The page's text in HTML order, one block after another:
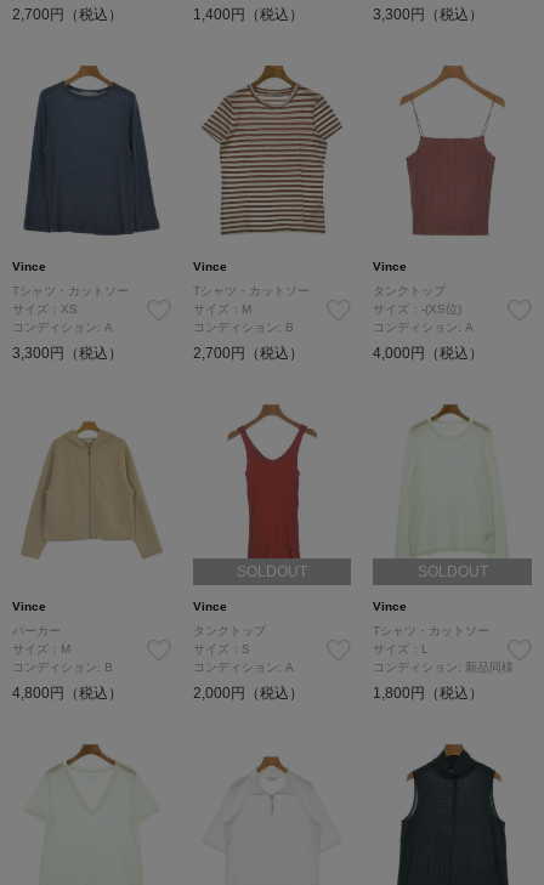
2,700円（税込） 1,400円（税込） 3,300円（税込）
Vince
Tシャツ・カットソー
サイズ：XS
コンディション: A
3,300円（税込）
Vince
Tシャツ・カットソー
サイズ：M
コンディション: B
2,700円（税込）
Vince
タンクトップ
サイズ：-(XS位)
コンディション: A
4,000円（税込）
Vince
パーカー
サイズ：M
コンディション: B
4,800円（税込）
SOLDOUT
Vince
タンクトップ
サイズ：S
コンディション: A
2,000円（税込）
SOLDOUT
Vince
Tシャツ・カットソー
サイズ：L
コンディション: 新品同様
1,800円（税込）